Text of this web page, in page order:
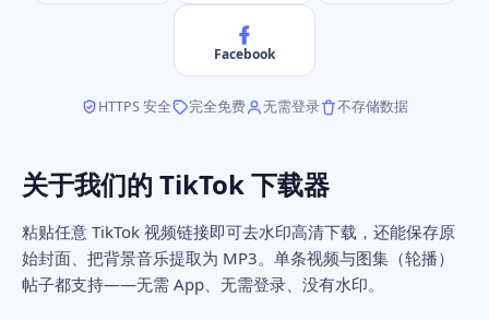
Facebook
HTTPS 安全 完全免费 无需登录 不存储数据
关于我们的 TikTok 下载器
粘贴任意 TikTok 视频链接即可去水印高清下载，还能保存原
始封面、把背景音乐提取为 MP3。单条视频与图集（轮播）
帖子都支持——无需 App、无需登录、没有水印。